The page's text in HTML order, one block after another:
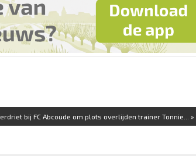
bij FC Abcoude om plots overlijden trainer Tonnie... »